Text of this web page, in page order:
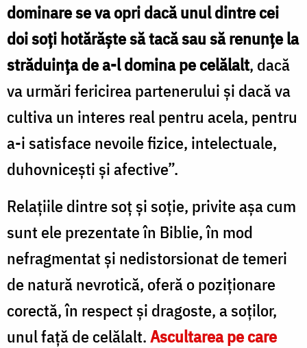
dominare se va opri dacă unul dintre cei
doi soţi hotărăşte să tacă sau să renunţe la
străduinţa de a-l domina pe celălalt, dacă
va urmări fericirea partenerului şi dacă va
cultiva un interes real pentru acela, pentru
a-i satisface nevoile fizice, intelectuale,
duhovniceşti şi afective”.
Relaţiile dintre soţ şi soţie, privite aşa cum
sunt ele prezentate în Biblie, în mod
nefragmentat şi nedistorsionat de temeri
de natură nevrotică, oferă o poziţionare
corectă, în respect şi dragoste, a soţilor,
unul faţă de celălalt.Ascultarea pe care